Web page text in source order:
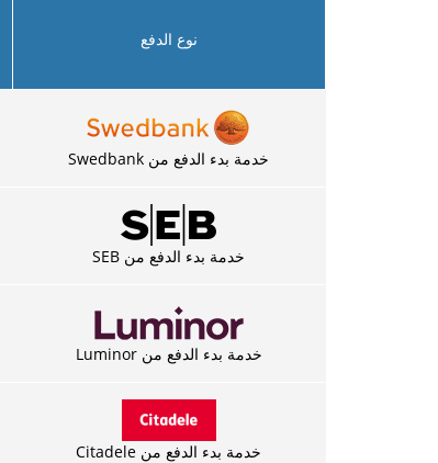
نوع الدفع
خدمة بدء الدفع من Swedbank
خدمة بدء الدفع من SEB
خدمة بدء الدفع من Luminor
خدمة بدء الدفع من Citadele